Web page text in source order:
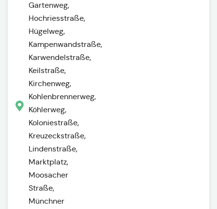
Gartenweg,
Hochriesstraße,
Hügelweg,
Kampenwandstraße,
Karwendelstraße,
Keilstraße,
Kirchenweg,
Kohlenbrennerweg,
Köhlerweg,
Koloniestraße,
Kreuzeckstraße,
Lindenstraße,
Marktplatz,
Moosacher
Straße,
Münchner